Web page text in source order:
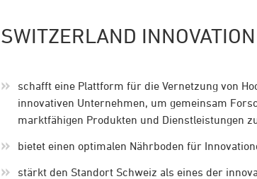
SWITZERLAND INNOVATION
schafft eine Plattform für die Vernetzung von
innovativen Unternehmen, um gemeinsam
marktfähigen Produkten und Dienstleistungen
bietet einen optimalen Nährboden für
stärkt den Standort Schweiz als eines der